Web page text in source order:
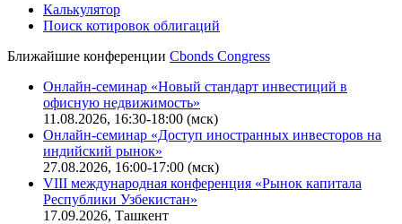
Калькулятор
Поиск котировок облигаций
Ближайшие конференции Cbonds Congress
Онлайн-семинар «Новый стандарт инвестиций в
офисную недвижимость»
11.08.2026, 16:30-18:00 (мск)
Онлайн-семинар «Доступ иностранных инвесторов на
индийский рынок»
27.08.2026, 16:00-17:00 (мск)
VIII международная конференция «Рынок капитала
Республики Узбекистан»
17.09.2026, Ташкент